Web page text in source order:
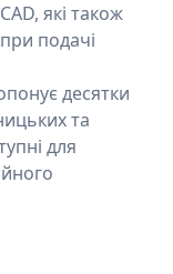
які також
подачі
десятки
та
для